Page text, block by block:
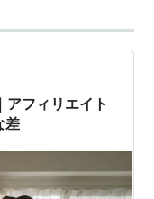
フィリエイト
差